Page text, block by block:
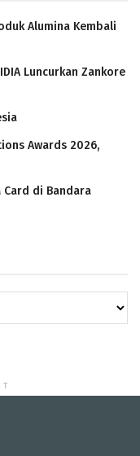
Alumina Kembali
Luncurkan Zankore
Awards 2026,
Card di Bandara